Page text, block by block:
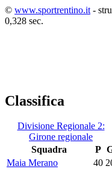
© www.sportrentino.it -
0,328 sec.
Classifica
Divisione Regionale 2:
Girone regionale
Squadra
P
Maia Merano
40